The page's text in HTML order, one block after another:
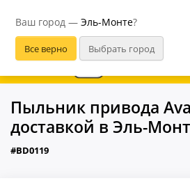
Ваш город — Эль-Монте?
В приложении
Пыльник привода
доставкой в Эль-
#BD0119